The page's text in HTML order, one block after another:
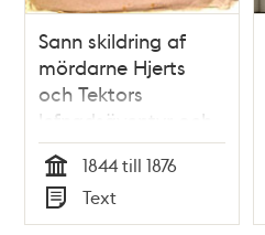
Sann skildring af
mördarne Hjerts
och Tektors
lefnadsäventyr och
sista stunder / af K.
R...
Tid
1844 till 1876
Typ
Text